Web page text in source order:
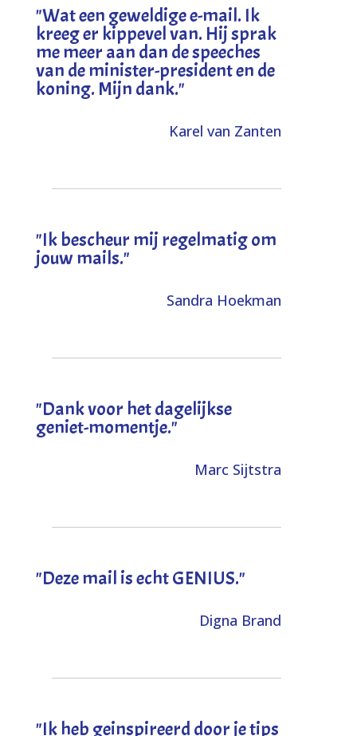
"Wat een geweldige e-mail. Ik
kreeg er kippevel van. Hij sprak
me meer aan dan de speeches
van de minister-president en de
koning. Mijn dank."
Karel van Zanten
"Ik bescheur mij regelmatig om
jouw mails."
Sandra Hoekman
"Dank voor het dagelijkse
geniet-momentje."
Marc Sijtstra
"Deze mail is echt GENIUS."
Digna Brand
"Ik heb geinspireerd door je tips